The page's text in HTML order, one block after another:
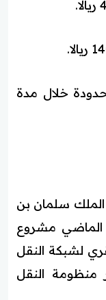
خلال مدة
سلمان بن
الماضي مشروع
لشبكة النقل
منظومة النقل